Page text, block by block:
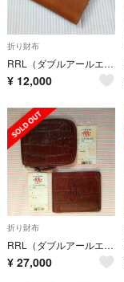
折り財布
RRL（ダブルアールエル）コンチョレザーウォレット
¥ 12,000
折り財布
RRL（ダブルアールエル）レザージップウォレット&カードケース セット 焦げ茶色
¥ 27,000